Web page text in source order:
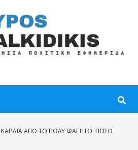
ΚΑΡΔΙΆ ΑΠΌ ΤΟ ΠΟΛΎ ΦΑΓΗΤΌ: ΠΌΣΟ